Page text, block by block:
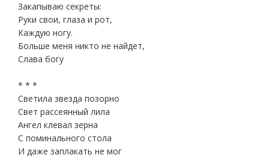
Закапываю секреты:
Руки свои, глаза и рот,
Каждую ногу.
Больше меня никто не найдет,
Слава богу
* * *
Светила звезда позорно
Свет рассеянный лила
Ангел клевал зерна
С поминального стола
И даже заплакать не мог